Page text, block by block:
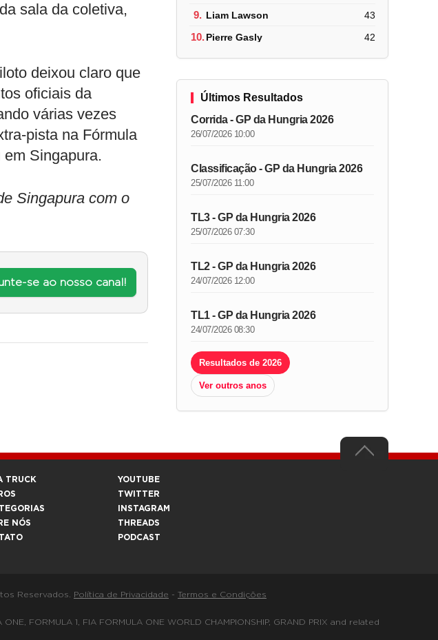
sala da coletiva,
deixou claro que
oficiais da
várias vezes
pista na Fórmula
Singapura.
Singapura com o
se ao nosso canal!
9. Liam Lawson 43
10.Pierre Gasly 42
Últimos Resultados
Corrida - GP da Hungria 2026
26/07/2026 10:00
Classificação - GP da Hungria 2026
25/07/2026 11:00
TL3 - GP da Hungria 2026
25/07/2026 07:30
TL2 - GP da Hungria 2026
24/07/2026 12:00
TL1 - GP da Hungria 2026
24/07/2026 08:30
Resultados de 2026
Ver outros anos
TRUCK
NÓS
YOUTUBE
TWITTER
INSTAGRAM
THREADS
PODCAST
Reservados. Política de Privacidade - Termos e Condições
FORMULA 1, FIA FORMULA ONE WORLD CHAMPIONSHIP, GRAND PRIX and related